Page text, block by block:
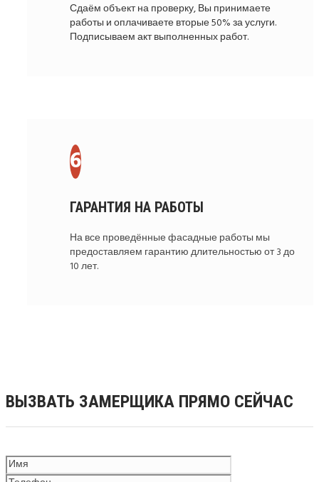
Сдаём объект на проверку, Вы принимаете
работы и оплачиваете вторые 50% за услуги.
Подписываем акт выполненных работ.
ГАРАНТИЯ НА РАБОТЫ
На все проведённые фасадные работы мы
предоставляем гарантию длительностью от 3 до
10 лет.
ВЫЗВАТЬ ЗАМЕРЩИКА ПРЯМО СЕЙЧАС